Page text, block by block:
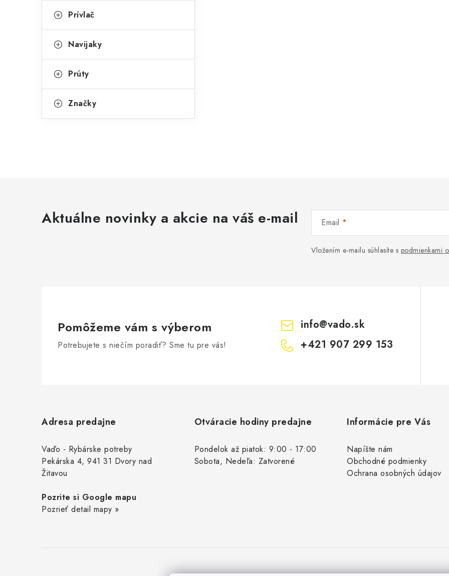
Prívlač
Navijaky
Prúty
Značky
Aktuálne novinky a akcie na váš e-mail Email
Vložením e-mailu súhlasíte s podmienkami
Pomôžeme vám s výberom
Potrebujete s niečím poradiť? Sme tu pre vás!
info@vado.sk
+421 907 299 153
Adresa predajne
Vaďo - Rybárske potreby
Pekárska 4, 941 31 Dvory nad
Žitavou
Pozrite si Google mapu
Pozrieť detail mapy »
Otváracie hodiny predajne
Pondelok až piatok: 9:00 - 17:00
Sobota, Nedeľa: Zatvorené
Informácie pre Vás
Napíšte nám
Obchodné podmienky
Ochrana osobných údajov